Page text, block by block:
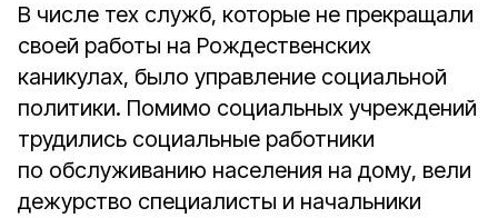
В числе тех служб, которые не прекращали
своей работы на Рождественских
каникулах, было управление социальной
политики. Помимо социальных учреждений
трудились социальные работники
по обслуживанию населения на дому, вели
дежурство специалисты и начальники